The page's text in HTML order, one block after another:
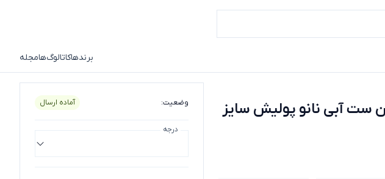
برندهاکاتالوگ‌هامجله
میلان طرح سان ست آبی نانو پولیش سایز 120*60
ست آبی نانو پولیش سایز
وضعیت: آماده ارسال
درجه